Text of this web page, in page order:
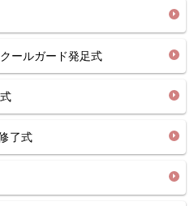
ールガード発足式
了式